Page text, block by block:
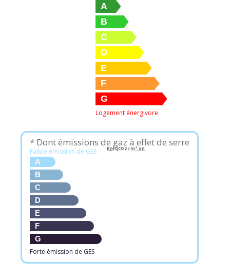
A
B
C
D
E
F
G
Logement énergivore
* Dont émissions de gaz à effet de serre
Faible émission de GES
A
B
C
D
E
F
G
Forte émission de GES
KgéqCO2 / m².an